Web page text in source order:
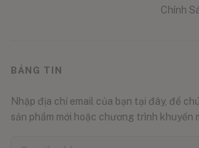
Chính
BẢNG TIN
Nhập địa chỉ email của bạn tại đây, để
sản phẩm mới hoặc chương trình khuyến